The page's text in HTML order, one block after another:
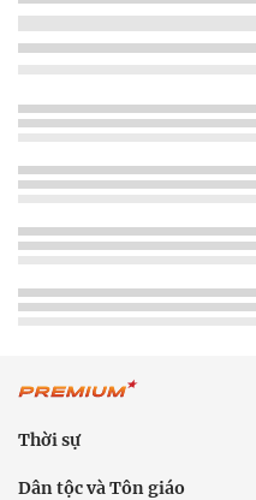
Thời sự
Dân tộc và Tôn giáo